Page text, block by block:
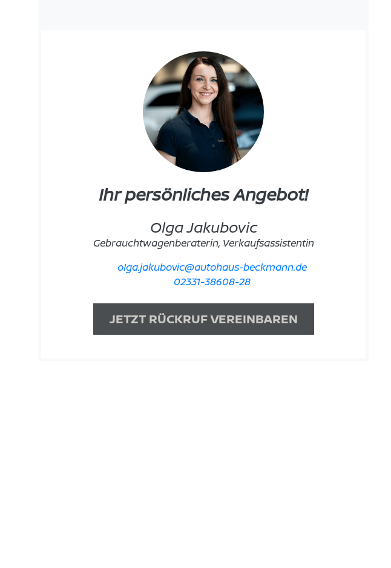
Ihr persönliches Angebot!
Olga Jakubovic
Gebrauchtwagenberaterin, Verkaufsassistentin
olga.jakubovic@autohaus-beckmann.de
02331-38608-28
JETZT RÜCKRUF VEREINBAREN